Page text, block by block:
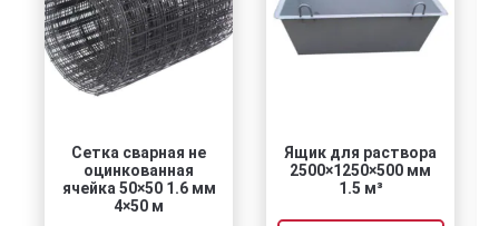
Сетка сварная не
оцинкованная
ячейка 50×50 1.6 мм
4×50 м
Ящик для раствора
2500×1250×500 мм
1.5 м³